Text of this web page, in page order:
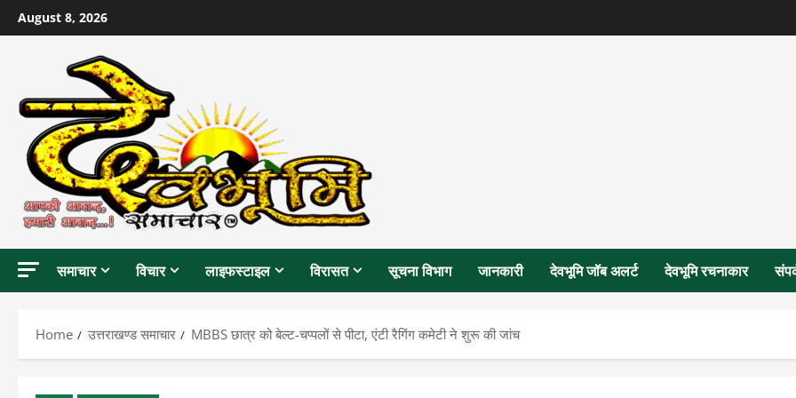
Skip
to
August 8, 2026
समाचार विचार लाइफस्टाइल विरासत सूचना विभाग जानकारी देवभूमि जॉब अलर्ट देवभूमि रचनाकार
Home उत्तराखण्ड समाचार MBBS छात्र को बेल्ट-चप्पलों से पीटा, एंटी रैगिंग कमेटी ने शुरू की जांच